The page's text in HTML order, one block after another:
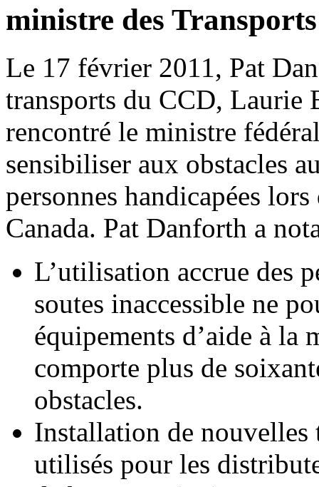
ministre des Transports
Le 17 février 2011, Pat
transports du CCD, Laurie
rencontré le ministre
sensibiliser aux obstacles
personnes handicapées
Canada. Pat Danforth a
L’utilisation accrue des
soutes inaccessible ne
équipements d’aide à
comporte plus de
obstacles.
Installation de nouvelles
utilisés pour les